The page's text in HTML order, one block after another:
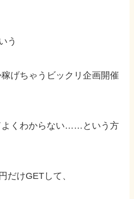
う
げちゃうビックリ企画開催
よくわからない……という方
だけGETして、